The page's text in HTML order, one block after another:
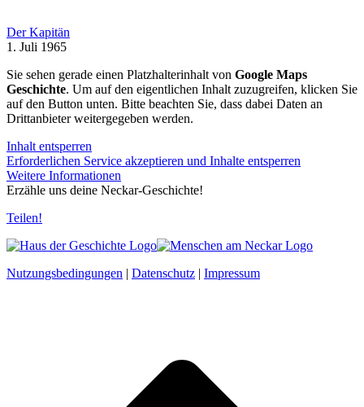
Der Kapitän
1. Juli 1965
Sie sehen gerade einen Platzhalterinhalt von Google Maps
Geschichte. Um auf den eigentlichen Inhalt zuzugreifen, klicken Sie
auf den Button unten. Bitte beachten Sie, dass dabei Daten an
Drittanbieter weitergegeben werden.
Inhalt entsperren
Erforderlichen Service akzeptieren und Inhalte entsperren
Weitere Informationen
Erzähle uns deine Neckar-Geschichte!
Teilen!
Nutzungsbedingungen | Datenschutz | Impressum